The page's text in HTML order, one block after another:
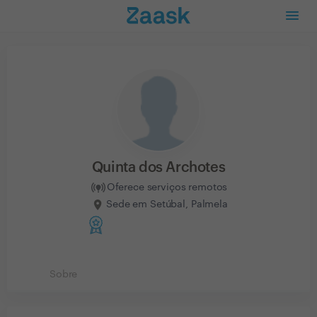
Quinta dos Archotes
Oferece serviços remotos
Sede em Setúbal, Palmela
Sobre